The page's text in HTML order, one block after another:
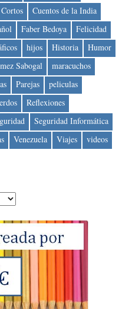
Cortos
Cuentos de la India
Faber Bedoya
Felicidad
hijos Historia
Humor
Sabogal
maracuchos
Parejas
peliculas
Reflexiones
Seguridad Informática
Venezuela Viajes videos